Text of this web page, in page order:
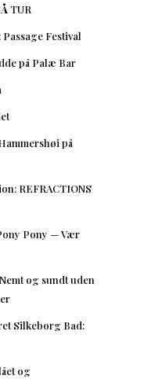
TUR
Festival
på Palæ Bar
på
REFRACTIONS
Pony — Vær
og sundt uden
Silkeborg Bad:
og